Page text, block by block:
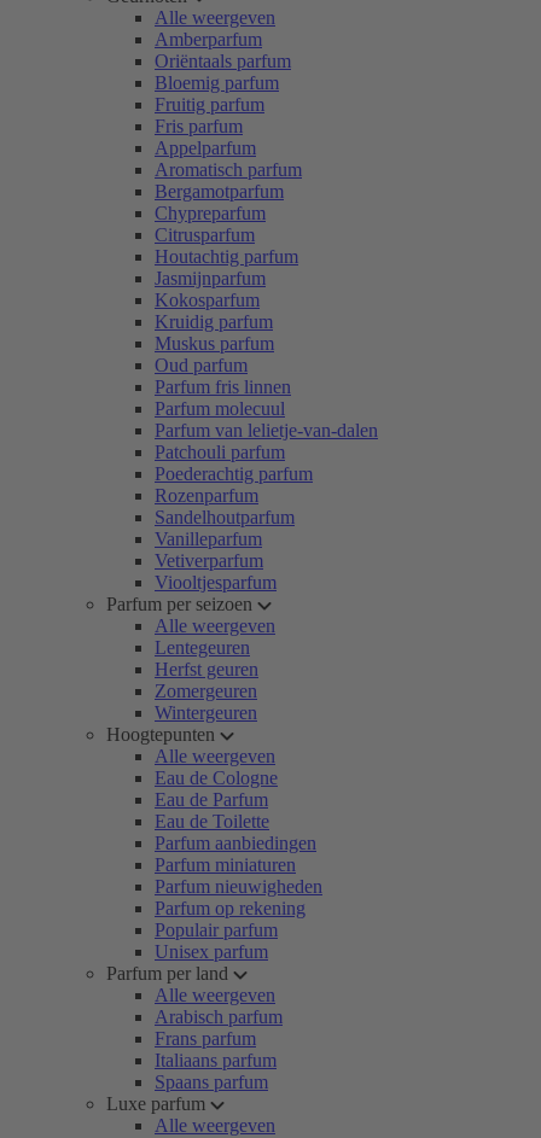
Alle weergeven
Amberparfum
Oriëntaals parfum
Bloemig parfum
Fruitig parfum
Fris parfum
Appelparfum
Aromatisch parfum
Bergamotparfum
Chypreparfum
Citrusparfum
Houtachtig parfum
Jasmijnparfum
Kokosparfum
Kruidig parfum
Muskus parfum
Oud parfum
Parfum fris linnen
Parfum molecuul
Parfum van lelietje-van-dalen
Patchouli parfum
Poederachtig parfum
Rozenparfum
Sandelhoutparfum
Vanilleparfum
Vetiverparfum
Viooltjesparfum
Parfum per seizoen
Alle weergeven
Lentegeuren
Herfst geuren
Zomergeuren
Wintergeuren
Hoogtepunten
Alle weergeven
Eau de Cologne
Eau de Parfum
Eau de Toilette
Parfum aanbiedingen
Parfum miniaturen
Parfum nieuwigheden
Parfum op rekening
Populair parfum
Unisex parfum
Parfum per land
Alle weergeven
Arabisch parfum
Frans parfum
Italiaans parfum
Spaans parfum
Luxe parfum
Alle weergeven